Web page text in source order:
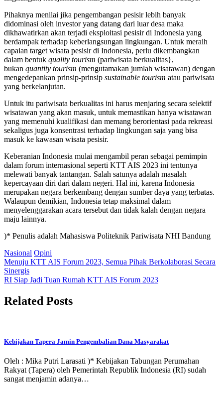
Pihaknya menilai jika pengembangan pesisir lebih banyak
didominasi oleh investor yang datang dari luar desa maka
dikhawatirkan akan terjadi eksploitasi pesisir di Indonesia yang
berdampak terhadap keberlangsungan lingkungan. Untuk meraih
capaian target wisata pesisir di Indonesia, perlu dikembangkan
dalam bentuk quality tourism (pariwisata berkualitas},
bukan quantity tourism (mengutamakan jumlah wisatawan) dengan
mengedepankan prinsip-prinsip sustainable tourism atau pariwisata
yang berkelanjutan.
Untuk itu pariwisata berkualitas ini harus menjaring secara selektif
wisatawan yang akan masuk, untuk memastikan hanya wisatawan
yang memenuhi kualifikasi dan memang berorientasi pada rekreasi
sekaligus juga konsentrasi terhadap lingkungan saja yang bisa
masuk ke kawasan wisata pesisir.
Keberanian Indonesia mulai mengambil peran sebagai pemimpin
dalam forum internasional seperti KTT AIS 2023 ini tentunya
melewati banyak tantangan. Salah satunya adalah masalah
kepercayaan diri dari dalam negeri. Hal ini, karena Indonesia
merupakan negara berkembang dengan sumber daya yang terbatas.
Walaupun demikian, Indonesia tetap maksimal dalam
menyelenggarakan acara tersebut dan tidak kalah dengan negara
maju lainnya.
)* Penulis adalah Mahasiswa Politeknik Pariwisata NHI Bandung
Nasional Opini
Post
navigation
Menuju KTT AIS Forum 2023, Semua Pihak Berkolaborasi Secara
Sinergis
RI Siap Jadi Tuan Rumah KTT AIS Forum 2023
Related Posts
Kebijakan Tapera Jamin Pengembalian Dana Masyarakat
Oleh : Mika Putri Larasati )* Kebijakan Tabungan Perumahan
Rakyat (Tapera) oleh Pemerintah Republik Indonesia (RI) sudah
sangat menjamin adanya…